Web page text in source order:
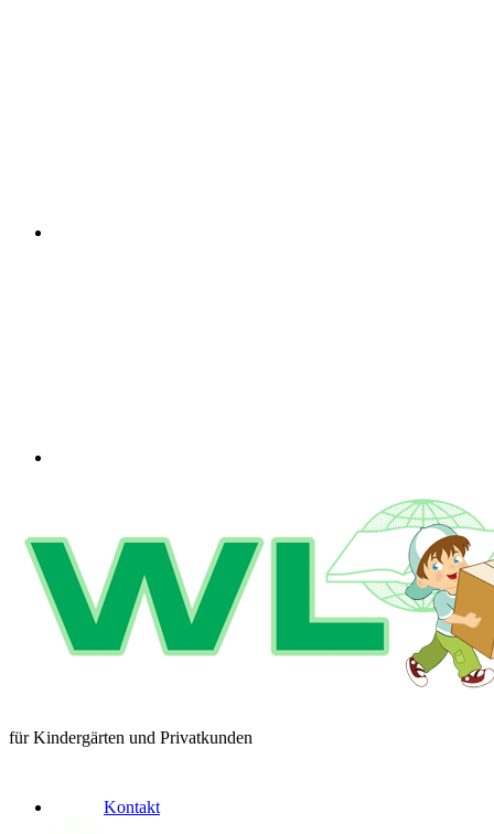
für Kindergärten und Privatkunden
Kontakt